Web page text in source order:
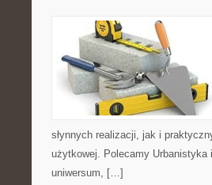
słynnych realizacji, jak i
użytkowej. Polecamy
uniwersum, […]